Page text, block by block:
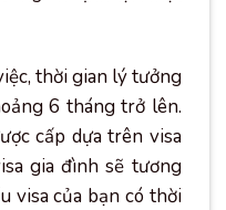
thời gian lý tưởng
6 tháng trở lên.
cấp dựa trên visa
gia đình sẽ tương
visa của bạn có thời